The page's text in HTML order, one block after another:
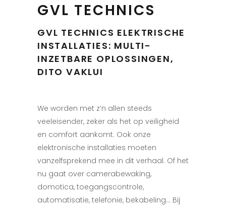
GVL TECHNICS
GVL TECHNICS ELEKTRISCHE
INSTALLATIES: MULTI-
INZETBARE OPLOSSINGEN,
DITO VAKLUI
We worden met z’n allen steeds
veeleisender, zeker als het op veiligheid
en comfort aankomt. Ook onze
elektronische installaties moeten
vanzelfsprekend mee in dit verhaal. Of het
nu gaat over camerabewaking,
domotica, toegangscontrole,
automatisatie, telefonie, bekabeling… Bij